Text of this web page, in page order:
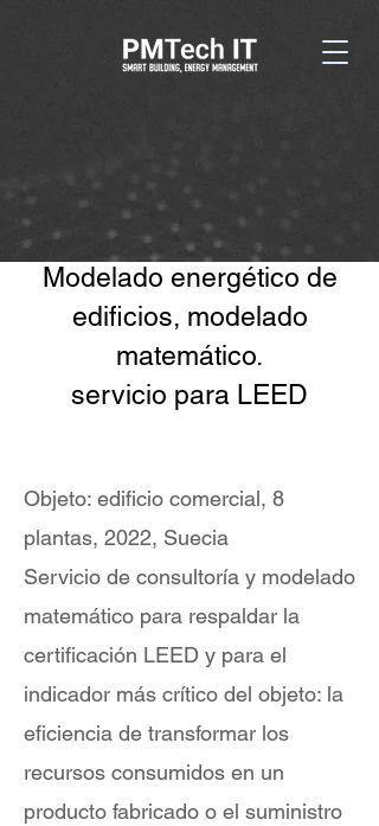
Modelado energético de
edificios, modelado
matemático.
servicio para LEED
Objeto: edificio comercial, 8
plantas, 2022, Suecia
Servicio de consultoría y modelado
matemático para respaldar la
certificación LEED y para el
indicador más crítico del objeto: la
eficiencia de transformar los
recursos consumidos en un
producto fabricado o el suministro